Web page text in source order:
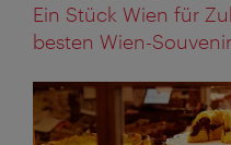
Ein Stück Wien für
besten Wien-